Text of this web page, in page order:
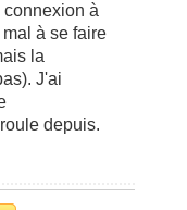
connexion à
à se faire
la
J'ai
depuis.